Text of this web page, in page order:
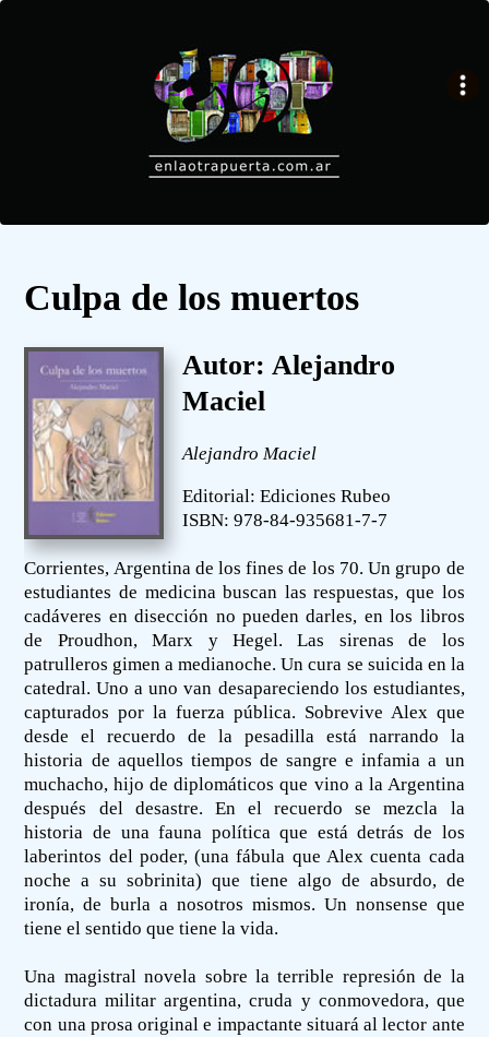
Culpa de los muertos
Autor: Alejandro
Maciel
Alejandro Maciel
Editorial: Ediciones Rubeo
ISBN: 978-84-935681-7-7
Corrientes, Argentina de los fines de los 70. Un grupo de
estudiantes de medicina buscan las respuestas, que los
cadáveres en disección no pueden darles, en los libros
de Proudhon, Marx y Hegel. Las sirenas de los
patrulleros gimen a medianoche. Un cura se suicida en la
catedral. Uno a uno van desapareciendo los estudiantes,
capturados por la fuerza pública. Sobrevive Alex que
desde el recuerdo de la pesadilla está narrando la
historia de aquellos tiempos de sangre e infamia a un
muchacho, hijo de diplomáticos que vino a la Argentina
después del desastre. En el recuerdo se mezcla la
historia de una fauna política que está detrás de los
laberintos del poder, (una fábula que Alex cuenta cada
noche a su sobrinita) que tiene algo de absurdo, de
ironía, de burla a nosotros mismos. Un nonsense que
tiene el sentido que tiene la vida.
Una magistral novela sobre la terrible represión de la
dictadura militar argentina, cruda y conmovedora, que
con una prosa original e impactante situará al lector ante